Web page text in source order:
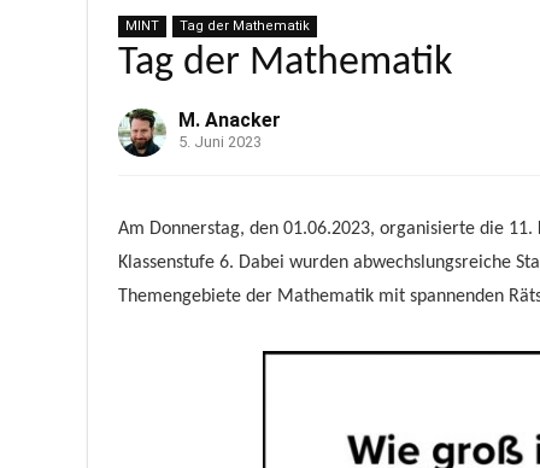
MINT Tag der Mathematik
Tag der Mathematik
M. Anacker
5. Juni 2023
Am Donnerstag, den 01.06.2023, organisierte die
Klassenstufe 6. Dabei wurden abwechslungsreiche
Themengebiete der Mathematik mit spannenden